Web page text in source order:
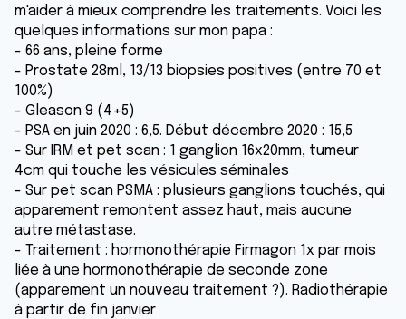
m'aider à mieux comprendre les traitements. Voici les
quelques informations sur mon papa :
- 66 ans, pleine forme
- Prostate 28ml, 13/13 biopsies positives (entre 70 et
100%)
- Gleason 9 (4+5)
- PSA en juin 2020 : 6,5. Début décembre 2020 : 15,5
- Sur IRM et pet scan : 1 ganglion 16x20mm, tumeur
4cm qui touche les vésicules séminales
- Sur pet scan PSMA : plusieurs ganglions touchés, qui
apparement remontent assez haut, mais aucune
autre métastase.
- Traitement : hormonothérapie Firmagon 1x par mois
liée à une hormonothérapie de seconde zone
(apparement un nouveau traitement ?). Radiothérapie
à partir de fin janvier